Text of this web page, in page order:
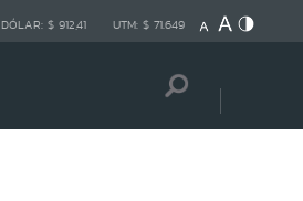
DÓLAR: $ 912,41 UTM: $ 71.649